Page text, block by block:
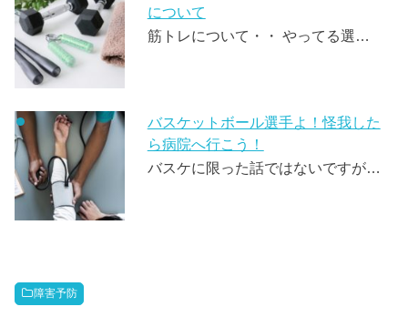
について
筋トレについて・・ やってる選…
バスケットボール選手よ！怪我した
ら病院へ行こう！
バスケに限った話ではないですが…
障害予防